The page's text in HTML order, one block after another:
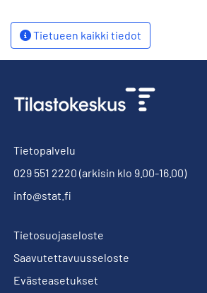
Tietueen kaikki tiedot
Tietopalvelu
029 551 2220 (arkisin klo 9.00-16.00)
info@stat.fi
Tietosuojaseloste
Saavutettavuusseloste
Evästeasetukset